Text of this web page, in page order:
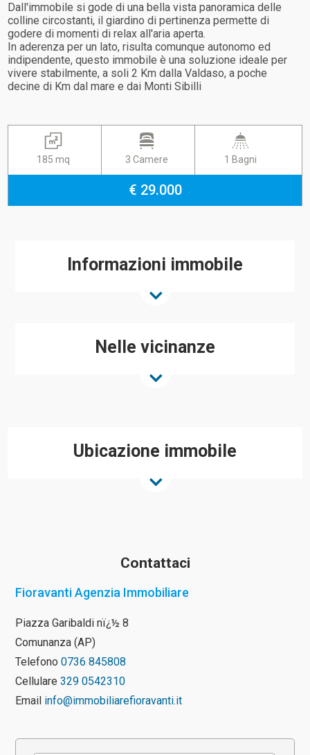
Dall'immobile si gode di una bella vista panoramica delle
colline circostanti, il giardino di pertinenza permette di
godere di momenti di relax all'aria aperta.
In aderenza per un lato, risulta comunque autonomo ed
indipendente, questo immobile è una soluzione ideale per
vivere stabilmente, a soli 2 Km dalla Valdaso, a poche
decine di Km dal mare e dai Monti Sibilli
185 mq 3 Camere 1 Bagni
€ 29.000
Informazioni immobile
Nelle vicinanze
Ubicazione immobile
Contattaci
Fioravanti Agenzia Immobiliare
Piazza Garibaldi nï¿½ 8
Comunanza (AP)
Telefono 0736 845808
Cellulare 329 0542310
Email info@immobiliarefioravanti.it